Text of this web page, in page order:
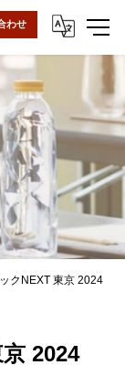
わせ
クNEXT 東京 2024
2024